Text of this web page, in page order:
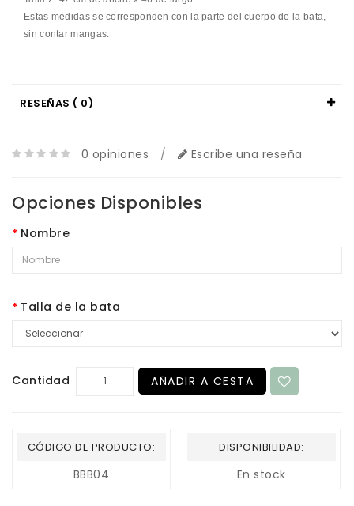
Estas medidas se corresponden con la parte del cuerpo de la bata,
sin contar mangas.
RESEÑAS ( 0)
0 opiniones / Escribe una reseña
Opciones Disponibles
Nombre
Talla de la bata
Cantidad AÑADIR A CESTA
CÓDIGO DE PRODUCTO:
BBB04
DISPONIBILIDAD:
En stock